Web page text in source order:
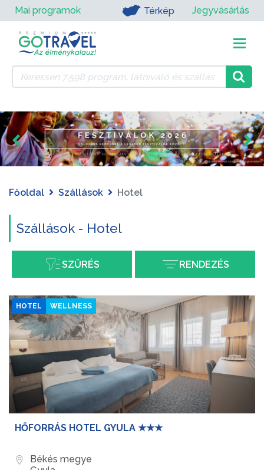
Mai programok Térkép Jegyvásárlás
Főoldal Szállások Hotel
Szállások - Hotel
SZŰRÉS RENDEZÉS
HOTEL WELLNESS
HŐFORRÁS HOTEL GYULA ★★★
Békés megye